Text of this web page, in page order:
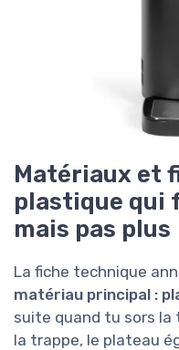
Matériaux et
plastique qui
mais pas plus
La fiche technique
matériau principal :
suite quand tu sors la
la trappe, le plateau